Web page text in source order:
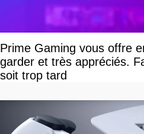
Prime Gaming vous offre
garder et très appréciés.
soit trop tard